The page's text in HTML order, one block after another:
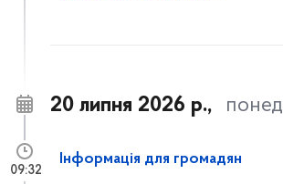
20 липня 2026 р.,
Інформація для громадян
09:32